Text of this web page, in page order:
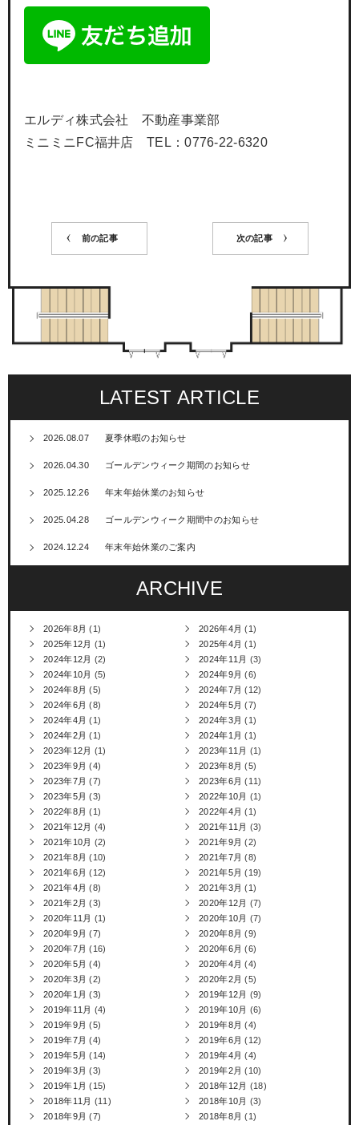
エルディ株式会社 不動産事業部
ミニミニFC福井店 TEL：0776-22-6320
前の記事 次の記事
LATEST ARTICLE
2026.08.07 夏季休暇のお知らせ
2026.04.30 ゴールデンウィーク期間のお知らせ
2025.12.26 年末年始休業のお知らせ
2025.04.28 ゴールデンウィーク期間中のお知らせ
2024.12.24 年末年始休業のご案内
ARCHIVE
2026年8月 (1) 2026年4月 (1)
2025年12月 (1) 2025年4月 (1)
2024年12月 (2) 2024年11月 (3)
2024年10月 (5) 2024年9月 (6)
2024年8月 (5) 2024年7月 (12)
2024年6月 (8) 2024年5月 (7)
2024年4月 (1) 2024年3月 (1)
2024年2月 (1) 2024年1月 (1)
2023年12月 (1) 2023年11月 (1)
2023年9月 (4) 2023年8月 (5)
2023年7月 (7) 2023年6月 (11)
2023年5月 (3) 2022年10月 (1)
2022年8月 (1) 2022年4月 (1)
2021年12月 (4) 2021年11月 (3)
2021年10月 (2) 2021年9月 (2)
2021年8月 (10) 2021年7月 (8)
2021年6月 (12) 2021年5月 (19)
2021年4月 (8) 2021年3月 (1)
2021年2月 (3) 2020年12月 (7)
2020年11月 (1) 2020年10月 (7)
2020年9月 (7) 2020年8月 (9)
2020年7月 (16) 2020年6月 (6)
2020年5月 (4) 2020年4月 (4)
2020年3月 (2) 2020年2月 (5)
2020年1月 (3) 2019年12月 (9)
2019年11月 (4) 2019年10月 (6)
2019年9月 (5) 2019年8月 (4)
2019年7月 (4) 2019年6月 (12)
2019年5月 (14) 2019年4月 (4)
2019年3月 (3) 2019年2月 (10)
2019年1月 (15) 2018年12月 (18)
2018年11月 (11) 2018年10月 (3)
2018年9月 (7) 2018年8月 (1)